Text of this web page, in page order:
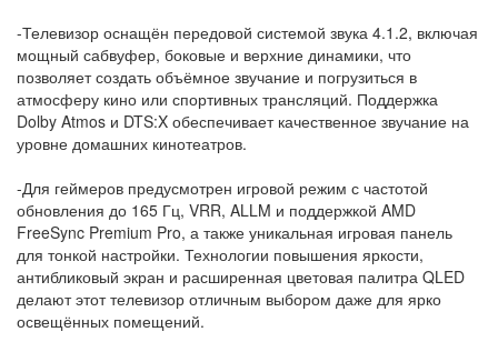
-Телевизор оснащён передовой системой звука 4.1.2, включая
мощный сабвуфер, боковые и верхние динамики, что
позволяет создать объёмное звучание и погрузиться в
атмосферу кино или спортивных трансляций. Поддержка
Dolby Atmos и DTS:X обеспечивает качественное звучание на
уровне домашних кинотеатров.
-Для геймеров предусмотрен игровой режим с частотой
обновления до 165 Гц, VRR, ALLM и поддержкой AMD
FreeSync Premium Pro, а также уникальная игровая панель
для тонкой настройки. Технологии повышения яркости,
антибликовый экран и расширенная цветовая палитра QLED
делают этот телевизор отличным выбором даже для ярко
освещённых помещений.